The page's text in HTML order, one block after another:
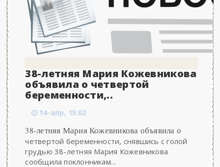
38-летняя Мария Кожевникова
объявила о четвертой
беременности,..
14-апр, 15:02
38-летняя Мария Кожевникова объявила о
четвертой беременности, снявшись с голой
грудью 38-летняя Мария Кожевникова
сообщила поклонникам...